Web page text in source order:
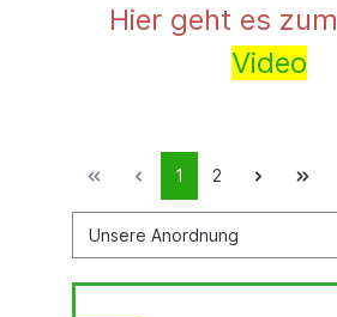
Hier geht es zum
Video
1 2